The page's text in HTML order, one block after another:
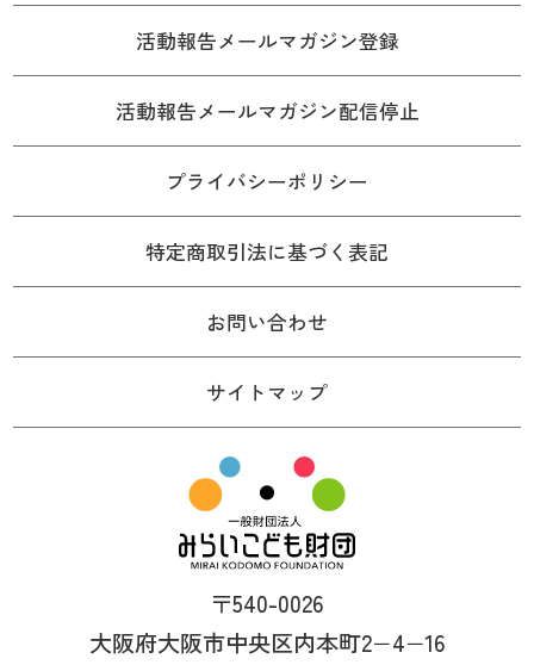
活動報告メールマガジン登録
活動報告メールマガジン配信停止
プライバシーポリシー
特定商取引法に基づく表記
お問い合わせ
サイトマップ
〒540-0026
大阪府大阪市中央区内本町2−4−16